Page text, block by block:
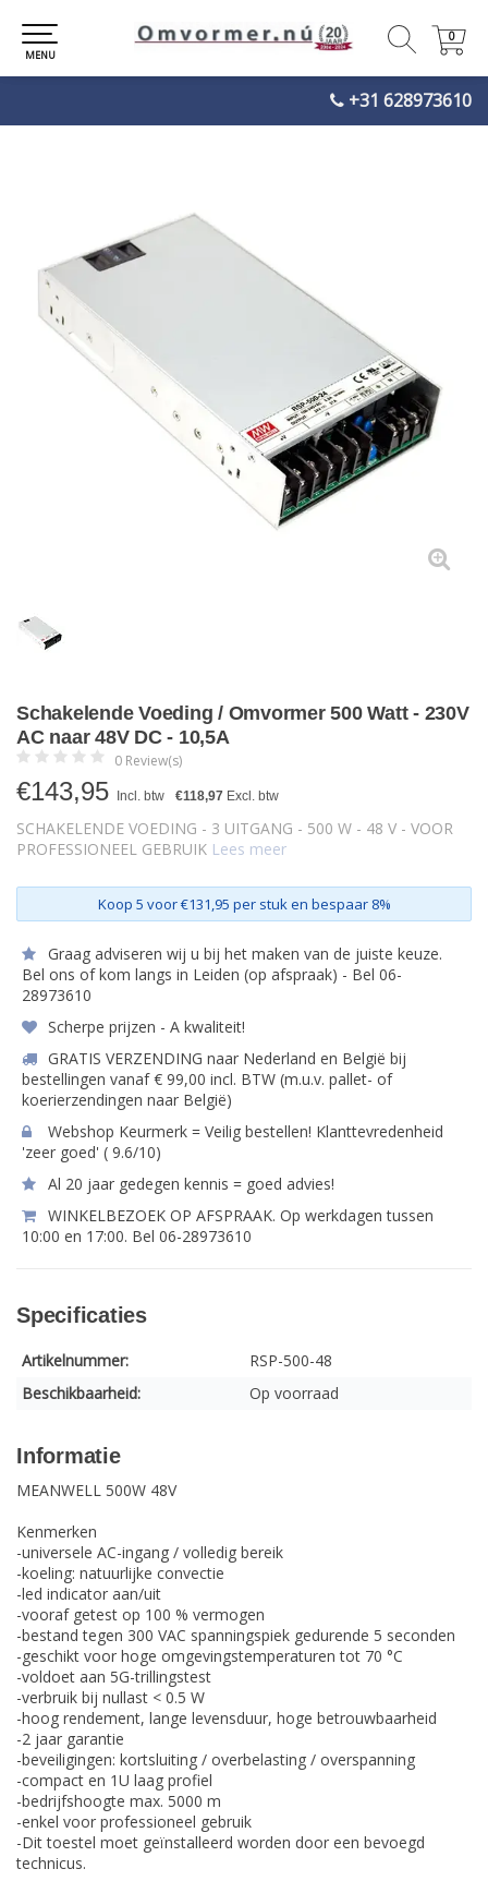
+31 628973610
0
0
MENU
Schakelende Voeding / Omvormer 500 Watt - 230V
AC naar 48V DC - 10,5A
0 Review(s)
€143,95 Incl. btw €118,97 Excl. btw
SCHAKELENDE VOEDING - 3 UITGANG - 500 W - 48 V - VOOR
PROFESSIONEEL GEBRUIK Lees meer
Koop 5 voor €131,95 per stuk en bespaar 8%
Graag adviseren wij u bij het maken van de juiste keuze.
Bel ons of kom langs in Leiden (op afspraak) - Bel 06-
28973610
Scherpe prijzen - A kwaliteit!
GRATIS VERZENDING naar Nederland en België bij
bestellingen vanaf € 99,00 incl. BTW (m.u.v. pallet- of
koerierzendingen naar België)
Webshop Keurmerk = Veilig bestellen! Klanttevredenheid
'zeer goed' ( 9.6/10)
Al 20 jaar gedegen kennis = goed advies!
WINKELBEZOEK OP AFSPRAAK. Op werkdagen tussen
10:00 en 17:00. Bel 06-28973610
Specificaties
Artikelnummer:
RSP-500-48
Beschikbaarheid:
Op voorraad
Informatie
MEANWELL 500W 48V
Kenmerken
-universele AC-ingang / volledig bereik
-koeling: natuurlijke convectie
-led indicator aan/uit
-vooraf getest op 100 % vermogen
-bestand tegen 300 VAC spanningspiek gedurende 5 seconden
-geschikt voor hoge omgevingstemperaturen tot 70 °C
-voldoet aan 5G-trillingstest
-verbruik bij nullast < 0.5 W
-hoog rendement, lange levensduur, hoge betrouwbaarheid
-2 jaar garantie
-beveiligingen: kortsluiting / overbelasting / overspanning
-compact en 1U laag profiel
-bedrijfshoogte max. 5000 m
-enkel voor professioneel gebruik
-Dit toestel moet geïnstalleerd worden door een bevoegd
technicus.